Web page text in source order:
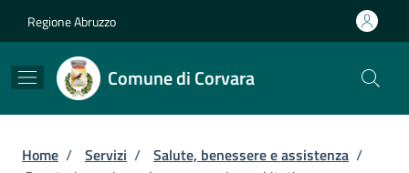
Regione Abruzzo
Comune di Corvara
Briciole di pane
Home / Servizi / Salute, benessere e assistenza /